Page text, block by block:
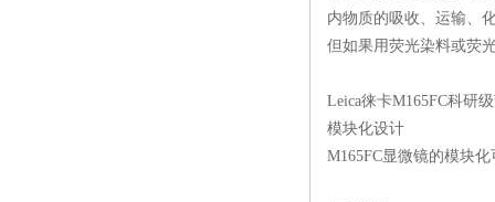
内物质的吸收、运输、
但如果用荧光染料或荧
Leica徕卡M165FC科研
模块化设计
M165FC显微镜的模块